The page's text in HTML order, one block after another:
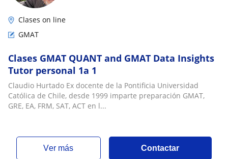
Clases on line
GMAT
Clases GMAT QUANT and GMAT Data Insights
Tutor personal 1a 1
Claudio Hurtado Ex docente de la Pontificia Universidad
Católica de Chile, desde 1999 imparte preparación GMAT,
GRE, EA, FRM, SAT, ACT en l...
ver más Contactar